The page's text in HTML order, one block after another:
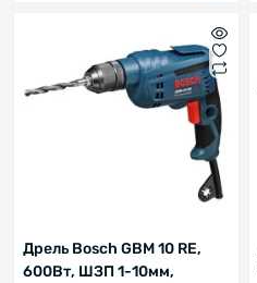
Дрель Bosch GBM 10 RE,
600Вт, ШЗП 1-10мм,